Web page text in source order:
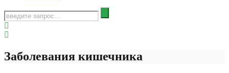
Заболевания кишечника